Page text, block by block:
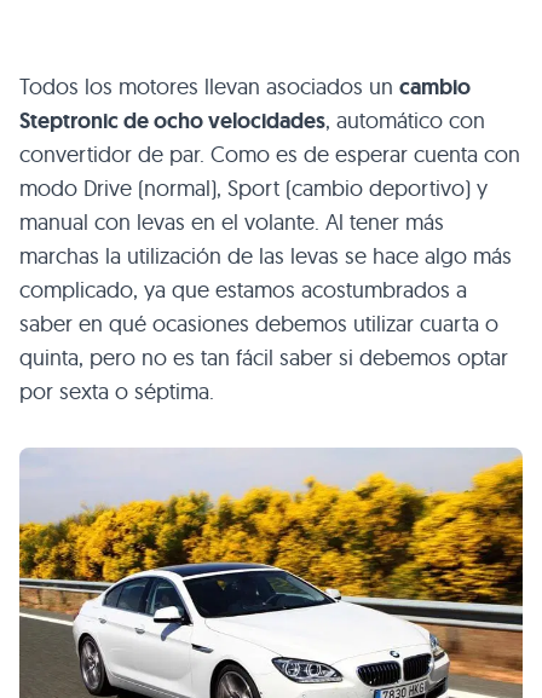
Todos los motores llevan asociados un cambio
Steptronic de ocho velocidades, automático con
convertidor de par. Como es de esperar cuenta con
modo Drive (normal), Sport (cambio deportivo) y
manual con levas en el volante. Al tener más
marchas la utilización de las levas se hace algo más
complicado, ya que estamos acostumbrados a
saber en qué ocasiones debemos utilizar cuarta o
quinta, pero no es tan fácil saber si debemos optar
por sexta o séptima.